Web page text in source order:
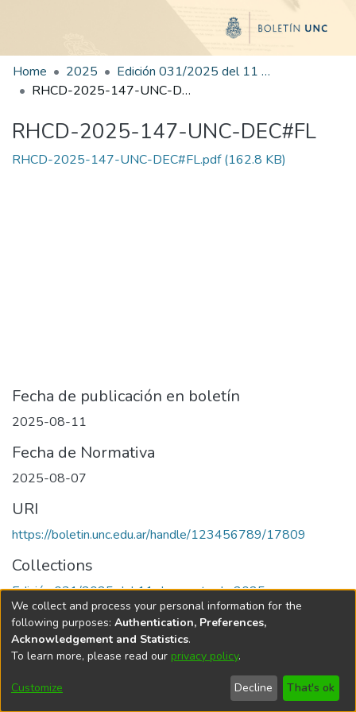
Home 2025
Edición 031/2025 del 11 de agosto de 2025
RHCD-2025-147-UNC-DEC#FL
RHCD-2025-147-UNC-DEC#FL
RHCD-2025-147-UNC-DEC#FL.pdf(162.8 KB)
Fecha de publicación en boletín
2025-08-11
Fecha de Normativa
2025-08-07
URI
https://boletin.unc.edu.ar/handle/123456789/17809
Collections
Edición 031/2025 del 11 de agosto de 2025
Universidad Nacional de Córdoba
We collect and process your personal information for the
following purposes: Authentication, Preferences,
Acknowledgement and Statistics.
To learn more, please read our privacy policy.
Customize Decline That's ok